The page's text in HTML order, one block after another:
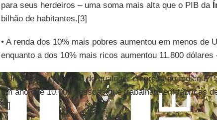
para seus herdeiros – uma soma mais alta que o PIB da
bilhão de habitantes.[3]
• A renda dos 10% mais pobres aumentou em menos de
enquanto a dos 10% mais ricos aumentou 11.800
• Um diretor executivo de qualquer empresa do índice
um ano que 10.000 pessoas que trabalham em fábricas
[5]